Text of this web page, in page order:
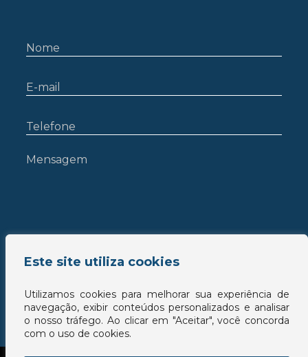
Este site utiliza cookies
Utilizamos cookies para melhorar sua experiência de
navegação, exibir conteúdos personalizados e analisar
o nosso tráfego. Ao clicar em "Aceitar", você concorda
com o uso de cookies.